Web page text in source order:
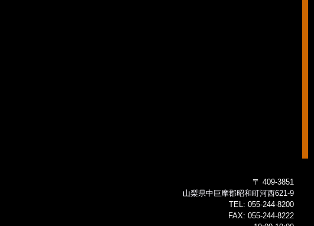
〒 409-3851
山梨県中巨摩郡昭和町河西621-9
TEL: 055-244-8200
FAX: 055-244-8222